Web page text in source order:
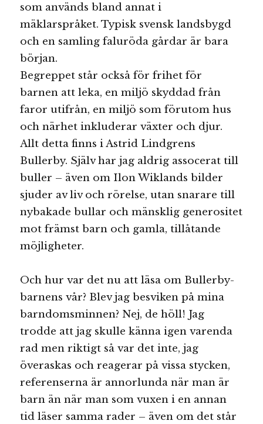
som används bland annat i
mäklarspråket. Typisk svensk landsbygd
och en samling faluröda gårdar är bara
början.
Begreppet står också för frihet för
barnen att leka, en miljö skyddad från
faror utifrån, en miljö som förutom hus
och närhet inkluderar växter och djur.
Allt detta finns i Astrid Lindgrens
Bullerby. Själv har jag aldrig assocerat till
buller – även om Ilon Wiklands bilder
sjuder av liv och rörelse, utan snarare till
nybakade bullar och mänsklig generositet
mot främst barn och gamla, tillåtande
möjligheter.
Och hur var det nu att läsa om Bullerby-
barnens vår? Blev jag besviken på mina
barndomsminnen? Nej, de höll! Jag
trodde att jag skulle känna igen varenda
rad men riktigt så var det inte, jag
överaskas och reagerar på vissa stycken,
referenserna är annorlunda när man är
barn än när man som vuxen i en annan
tid läser samma rader – även om det står